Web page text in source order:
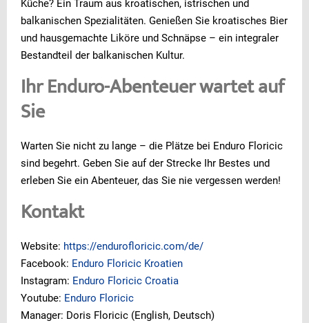
Küche? Ein Traum aus kroatischen, istrischen und
balkanischen Spezialitäten. Genießen Sie kroatisches Bier
und hausgemachte Liköre und Schnäpse – ein integraler
Bestandteil der balkanischen Kultur.
Ihr Enduro-Abenteuer wartet auf
Sie
Warten Sie nicht zu lange – die Plätze bei Enduro Floricic
sind begehrt. Geben Sie auf der Strecke Ihr Bestes und
erleben Sie ein Abenteuer, das Sie nie vergessen werden!
Kontakt
Website: https://endurofloricic.com/de/
Facebook: Enduro Floricic Kroatien
Instagram: Enduro Floricic Croatia
Youtube: Enduro Floricic
Manager: Doris Floricic (English, Deutsch)